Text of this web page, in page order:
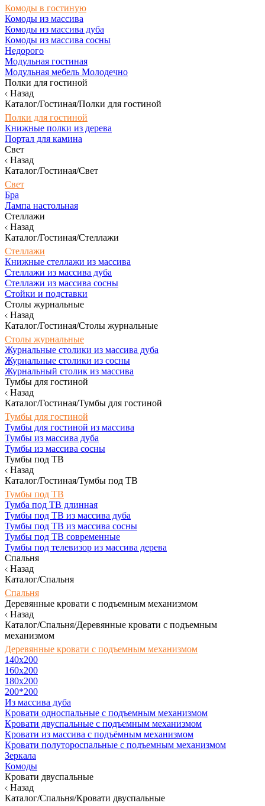
Комоды в гостиную
Комоды из массива
Комоды из массива дуба
Комоды из массива сосны
Недорого
Модульная гостиная
Модульная мебель Молодечно
Полки для гостиной
Назад
Каталог/Гостиная/Полки для гостиной
Полки для гостиной
Книжные полки из дерева
Портал для камина
Свет
Назад
Каталог/Гостиная/Свет
Свет
Бра
Лампа настольная
Стеллажи
Назад
Каталог/Гостиная/Стеллажи
Стеллажи
Книжные стеллажи из массива
Стеллажи из массива дуба
Стеллажи из массива сосны
Стойки и подставки
Столы журнальные
Назад
Каталог/Гостиная/Столы журнальные
Столы журнальные
Журнальные столики из массива дуба
Журнальные столики из сосны
Журнальный столик из массива
Тумбы для гостиной
Назад
Каталог/Гостиная/Тумбы для гостиной
Тумбы для гостиной
Тумбы для гостиной из массива
Тумбы из массива дуба
Тумбы из массива сосны
Тумбы под ТВ
Назад
Каталог/Гостиная/Тумбы под ТВ
Тумбы под ТВ
Тумба под ТВ длинная
Тумбы под ТВ из массива дуба
Тумбы под ТВ из массива сосны
Тумбы под ТВ современные
Тумбы под телевизор из массива дерева
Спальня
Назад
Каталог/Спальня
Спальня
Деревянные кровати с подъемным механизмом
Назад
Каталог/Спальня/Деревянные кровати с подъемным
механизмом
Деревянные кровати с подъемным механизмом
140x200
160х200
180х200
200*200
Из массива дуба
Кровати односпальные с подъемным механизмом
Кровати двуспальные с подъемным механизмом
Кровати из массива с подъёмным механизмом
Кровати полутороспальные с подъемным механизмом
Зеркала
Комоды
Кровати двуспальные
Назад
Каталог/Спальня/Кровати двуспальные